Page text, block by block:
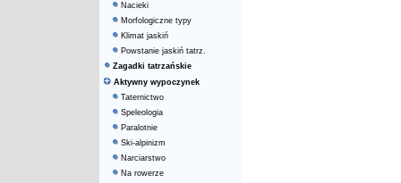
Nacieki
Morfologiczne typy
Klimat jaskiń
Powstanie jaskiń tatrz.
Zagadki tatrzańskie
Aktywny wypoczynek
Taternictwo
Speleologia
Paralotnie
Ski-alpinizm
Narciarstwo
Na rowerze